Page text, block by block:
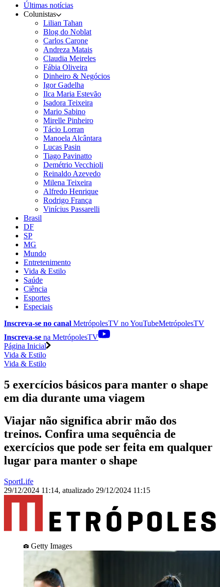
Últimas notícias
Colunistas
Lilian Tahan
Blog do Noblat
Carlos Carone
Andreza Matais
Claudia Meireles
Fábia Oliveira
Dinheiro & Negócios
Igor Gadelha
Ilca Maria Estevão
Isadora Teixeira
Mario Sabino
Mirelle Pinheiro
Tácio Lorran
Manoela Alcântara
Lucas Pasin
Tiago Pavinatto
Demétrio Vecchioli
Reinaldo Azevedo
Milena Teixeira
Alfredo Henrique
Rodrigo França
Vinícius Passarelli
Brasil
DF
SP
MG
Mundo
Entretenimento
Vida & Estilo
Saúde
Ciência
Esportes
Especiais
Inscreva-se no canal MetrópolesTV noYouTubeMetrópolesTV
Inscreva-se na MetrópolesTV
Página Inicial
Vida & Estilo
Vida & Estilo
5 exercícios básicos para manter o shape
em dia durante uma viagem
Viajar não significa abrir mão dos
treinos. Confira uma sequência de
exercícios que pode ser feita em qualquer
lugar para manter o shape
SportLife
29/12/2024 11:14, atualizado 29/12/2024 11:15
Getty Images